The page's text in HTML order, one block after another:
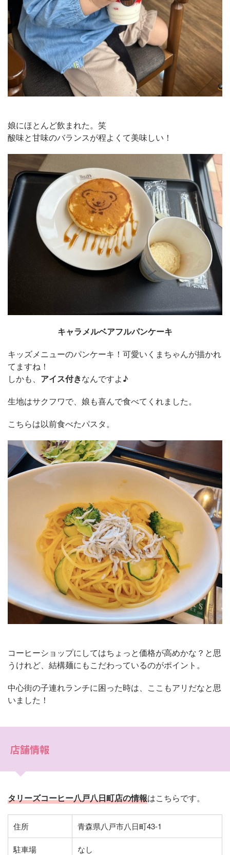
娘にほとんど飲まれた。笑
酸味と甘味のバランスが程よくて美味しい！
キャラメルベアフルパンケーキ
キッズメニューのパンケーキ！可愛いくまちゃんが描かれ
てますね！
しかも、 アイス付きなんですよ♪
生地はサクフワで、娘も喜んで食べてくれました。
こちらは以前食べたパスタ。
コーヒーショップにしてはちょっと価格が高めかな？と思
うけれど、結構麺にもこだわっているのがポイント。
中心街の子連れランチに困った時は、ここもアリだなと思
いました！
店舗情報
タリーズコーヒー八戸八日町店の情報はこちらです。
住所 青森県八戸市八日町43-1
駐車場 なし